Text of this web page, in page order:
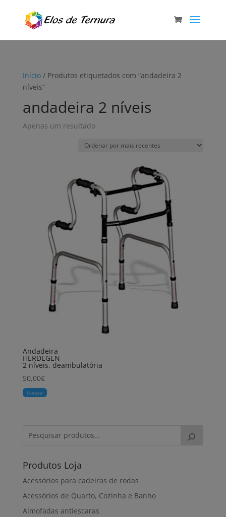
Início/ Produtos etiquetados com “andadeira 2
níveis”
andadeira 2 níveis
Apenas um resultado
Andadeira
HERDEGEN
2 níveis, deambulatória
50,00€
Comprar
Produtos Loja
Acessórios para cadeiras de rodas
Acessórios de Quarto, Cozinha e Banho
Almofadas antiescaras